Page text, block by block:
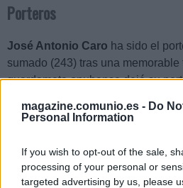
magazine.comunio.es - Do
Personal Information
If you wish to opt-out of the sale,
processing of your personal or
targeted advertising by us, please
Porteros
José Antonio Caro ha sido el
sumado (243) tras una memorable
guardameta onubense dejó su
primeras 10 jornadas y acabó con
partidos, además de parar dos
sido Andrés Fernández del
del Alavés con 203 y Dani